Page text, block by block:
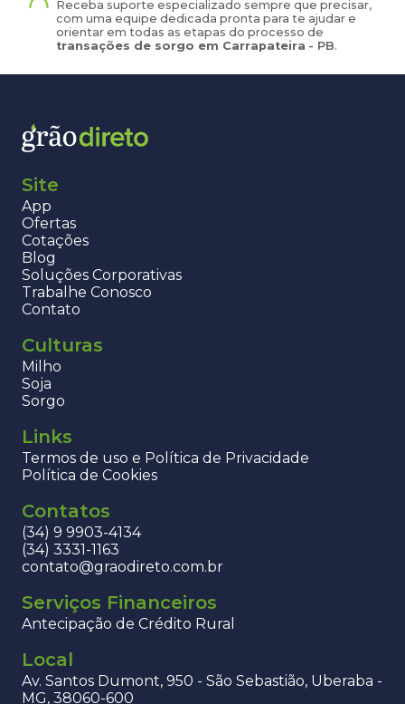
Receba suporte especializado sempre que precisar,
com uma equipe dedicada pronta para te ajudar e
orientar em todas as etapas do processo de
transações de sorgo em Carrapateira - PB.
Site
App
Ofertas
Cotações
Blog
Soluções Corporativas
Trabalhe Conosco
Contato
Culturas
Milho
Soja
Sorgo
Links
Termos de uso e Política de Privacidade
Política de Cookies
Contatos
(34) 9 9903-4134
(34) 3331-1163
contato@graodireto.com.br
Serviços Financeiros
Antecipação de Crédito Rural
Local
Av. Santos Dumont, 950 - São Sebastião, Uberaba -
MG, 38060-600